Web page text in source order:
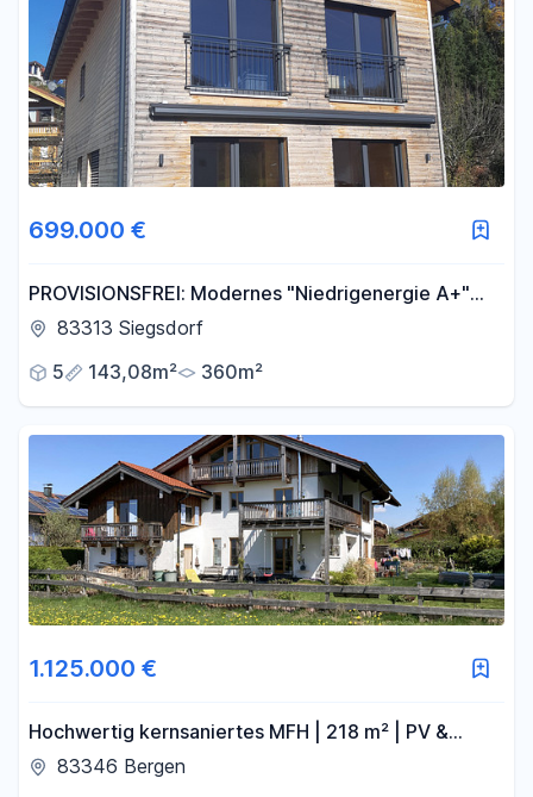
699.000 €
PROVISIONSFREI: Modernes "Niedrigenergie A+"
Holzhaus auf Erbpachtgrundstück im schönen
83313 Siegsdorf
5
143,08m² 360m²
1.125.000 €
Hochwertig kernsaniertes MFH | 218 m² | PV &
Erdwärme | Chiemseenähe
83346 Bergen